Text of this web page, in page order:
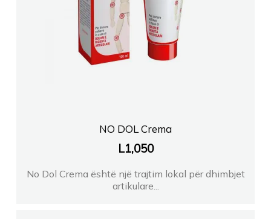
NO DOL Crema
L1,050
No Dol Crema është një trajtim lokal për dhimbjet
artikulare...